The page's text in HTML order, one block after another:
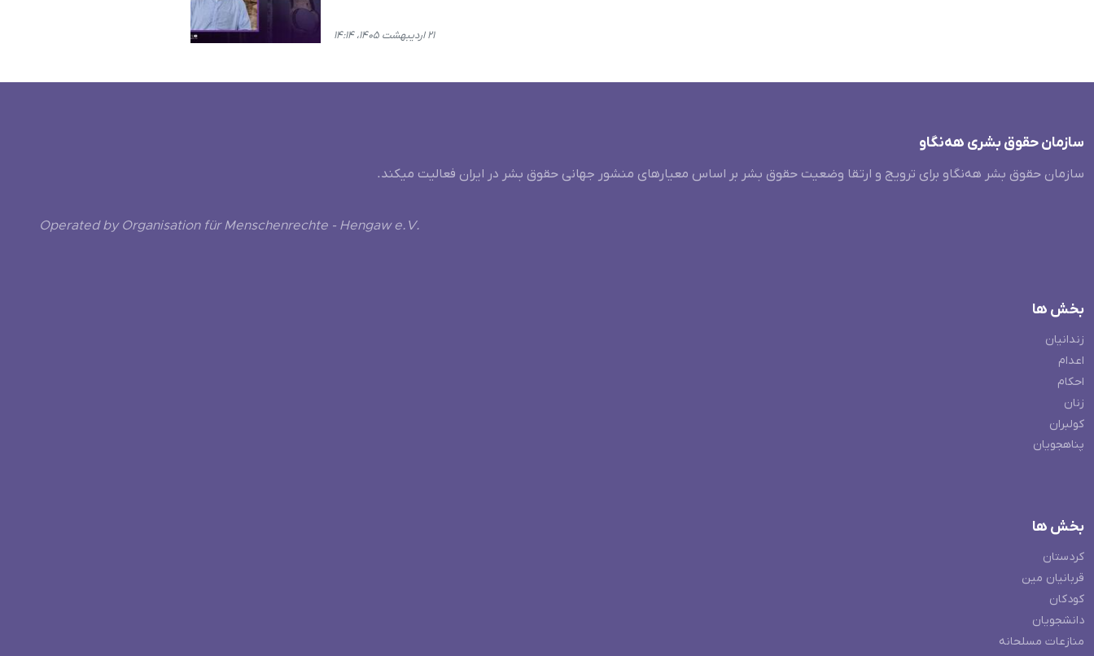
۲۱ اردیبهشت ۱۴۰۵، ۱۴:۱۴
سازمان حقوق بشری هەنگاو
سازمان حقوق بشر هه‌نگاو برای ترویج و ارتقا وضعیت حقوق بشر بر اساس معیارهای منشور جهانی حقوق بشر در ایران فعالیت میکند.
Operated by Organisation für Menschenrechte - Hengaw e.V.
بخش ها
زندانیان
اعدام
احکام
زنان
کولبران
پناهجویان
بخش ها
کردستان
قربانیان مین
کودکان
دانشجویان
منازعات مسلحانه